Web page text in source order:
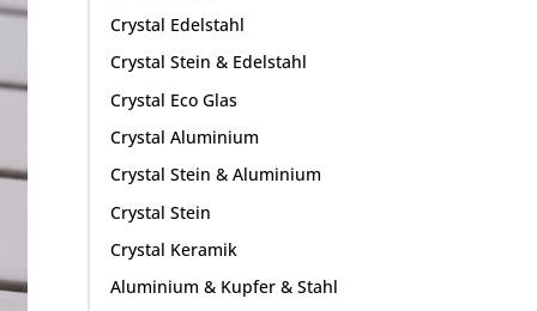
Crystal Edelstahl
Crystal Stein & Edelstahl
Crystal Eco Glas
Crystal Aluminium
Crystal Stein & Aluminium
Crystal Stein
Crystal Keramik
Aluminium & Kupfer & Stahl